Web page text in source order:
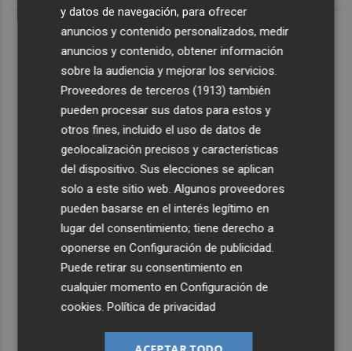
y datos de navegación, para ofrecer
anuncios y contenido personalizados, medir
anuncios y contenido, obtener información
sobre la audiencia y mejorar los servicios.
Proveedores de terceros (1913) también
pueden procesar sus datos para estos y
otros fines, incluido el uso de datos de
geolocalización precisos y características
del dispositivo. Sus elecciones se aplican
solo a este sitio web. Algunos proveedores
pueden basarse en el interés legítimo en
lugar del consentimiento; tiene derecho a
oponerse enConfiguración de publicidad
Puede retirar su consentimiento en
cualquier momento enConfiguración de
cookies .Política de privacidad